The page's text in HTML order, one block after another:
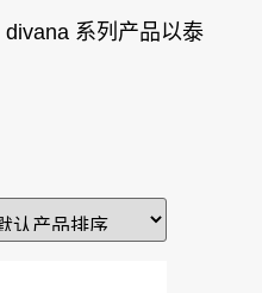
系列产品以泰